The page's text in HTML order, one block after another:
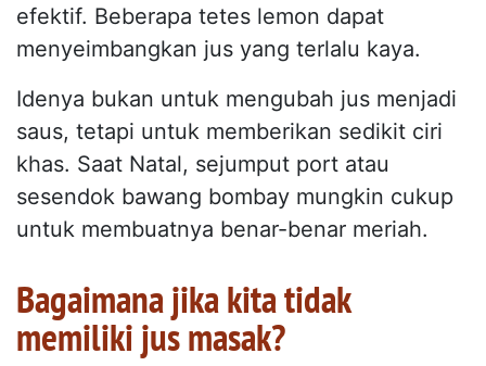
efektif. Beberapa tetes lemon dapat
menyeimbangkan jus yang terlalu kaya.
Idenya bukan untuk mengubah jus menjadi
saus, tetapi untuk memberikan sedikit ciri
khas. Saat Natal, sejumput port atau
sesendok bawang bombay mungkin cukup
untuk membuatnya benar-benar meriah.
Bagaimana jika kita tidak
memiliki jus masak?